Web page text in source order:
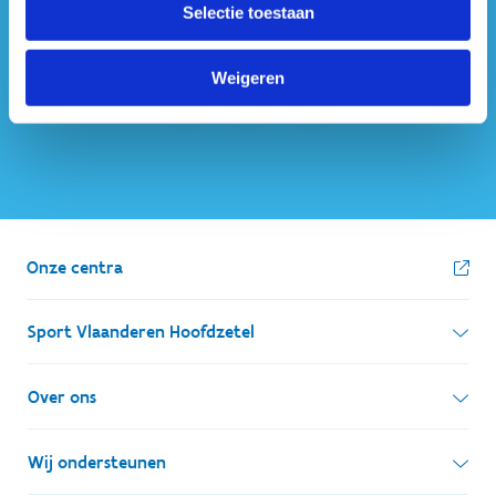
Selectie toestaan
Weigeren
ook op sociale media
Onze centra
Sport Vlaanderen Hoofdzetel
Simon Bolivarlaan 17
1000 Brussel
Ondernemingsnummer: BE 0248.142.826
Over ons
Wie zijn we, wat doen we
Wij ondersteunen